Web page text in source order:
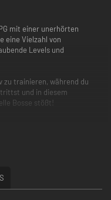
mit einer unerhörten
eine Vielzahl von
Levels und
zu trainieren, während du
und in diesem
Bosse stößt!
dessen, was
Livorno, eine Flasche
kombinieren würdest.